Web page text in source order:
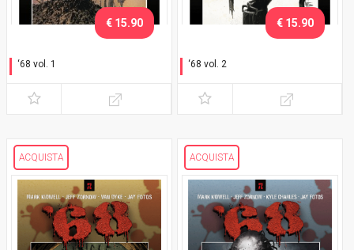
‘68 vol. 1
€ 15.90
‘68 vol. 2
€ 15.90
ACQUISTA ACQUISTA